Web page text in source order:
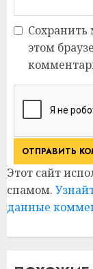
Сохранить
этом
Этот сайт
спамом.
данные